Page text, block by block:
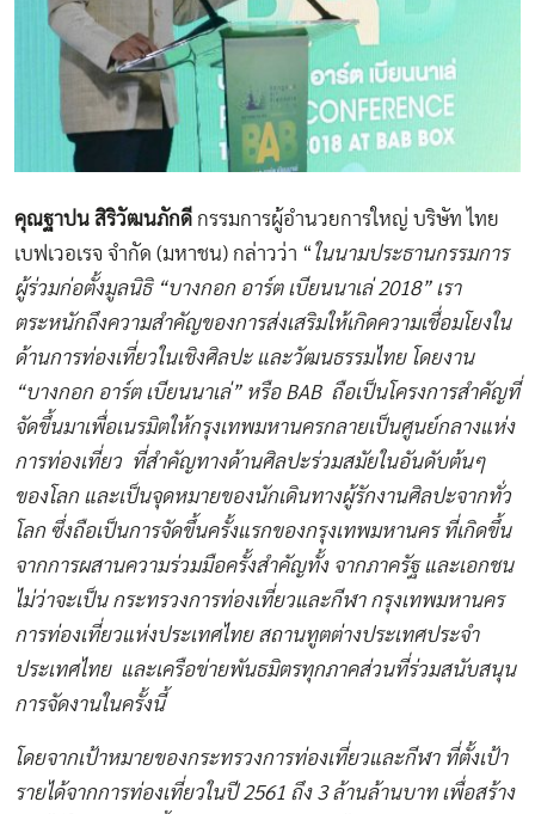
คุณฐาปน สิริวัฒนภักดี กรรมการผู้อำนวยการใหญ่ บริษัท ไทย
เบฟเวอเรจ จำกัด (มหาชน) กล่าวว่า “ ในนามประธานกรรมการ
ผู้ร่วมก่อตั้งมูลนิธิ “บางกอก อาร์ต เบียนนาเล่2018” เรา
ตระหนักถึงความสำคัญของการส่งเสริมให้เกิดความเชื่อมโยงใน
ด้านการท่องเที่ยวในเชิงศิลปะ และวัฒนธรรมไทย โดยงาน
“บางกอก อาร์ต เบียนนาเล่” หรือ BAB ถือเป็นโครงการสำคัญที่
จัดขึ้นมาเพื่อเนรมิตให้กรุงเทพมหานครกลายเป็นศูนย์กลางแห่ง
การท่องเที่ยว ที่สำคัญทางด้านศิลปะร่วมสมัยในอันดับต้นๆ
ของโลก และเป็นจุดหมายของนักเดินทางผู้รักงานศิลปะจากทั่ว
โลก ซึ่งถือเป็นการจัดขึ้นครั้งแรกของกรุงเทพมหานคร ที่เกิดขึ้น
จากการผสานความร่วมมือครั้งสำคัญทั้ง จากภาครัฐ และเอกชน
ไม่ว่าจะเป็น กระทรวงการท่องเที่ยวและกีฬา กรุงเทพมหานคร
การท่องเที่ยวแห่งประเทศไทย สถานทูตต่างประเทศประจำ
ประเทศไทย และเครือข่ายพันธมิตรทุกภาคส่วนที่ร่วมสนับสนุน
การจัดงานในครั้งนี้
โดยจากเป้าหมายของกระทรวงการท่องเที่ยวและกีฬา ที่ตั้งเป้า
รายได้จากการท่องเที่ยวในปี2561 ถึง 3 ล้านล้านบาท เพื่อสร้าง